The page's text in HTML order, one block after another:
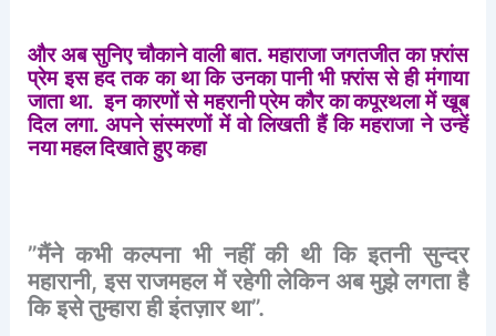
और अब सुनिए चौकाने वाली बात.महाराजा जगतजीत का फ़्रांस
प्रेम इस हद तक का था कि उनका पानी भी फ़्रांस से ही मंगाया
जाता था. इन कारणों से महरानी प्रेम कौर का कपूरथला में खूब
दिल लगा. अपने संस्मरणों में वो लिखती हैं कि महराजा ने उन्हें
नयामहलदिखातेहुएकहा
”मैंने कभी कल्पना भी नहीं की थी कि इतनी सुन्दर
महारानी,इस राजमहल में रहेगी लेकिन अब मुझे लगता है
किइसेतुम्हाराहीइंतज़ार था”.